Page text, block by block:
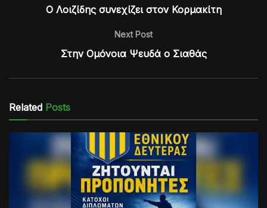
Ο Λοιζίδης συνεχίζει στον Κορμακίτη
Next Post
Στην Ομόνοια Ψευδά ο Σιαθάς
Related Posts